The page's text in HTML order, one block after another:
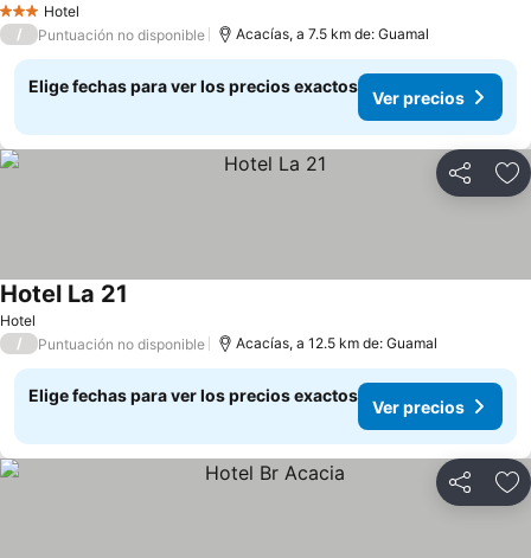
3 Estrellas
Hotel
/ Puntuación no disponible Acacías, a 7.5 km de: Guamal
Elige fechas para ver los precios exactos
Ver precios
Compartir
Hotel
Hotel La 21
/ Puntuación no disponible Acacías, a 12.5 km de: Guamal
Elige fechas para ver los precios exactos
Ver precios
Compartir